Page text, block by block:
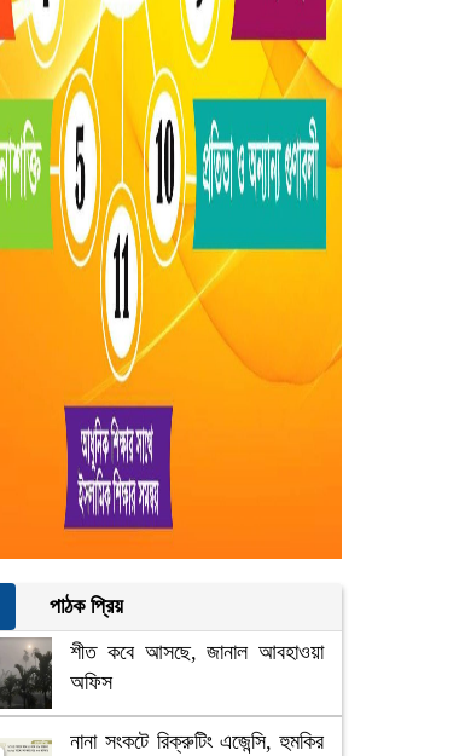
পাঠক প্রিয়
শীত কবে আসছে, জানাল আবহাওয়া
অফিস
নানা সংকটে রিক্রুটিং এজেন্সি, হুমকির